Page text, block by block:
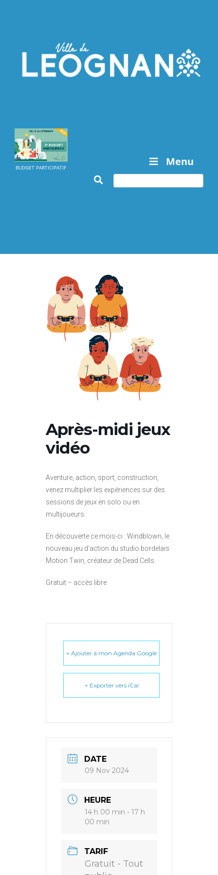
BUDGET PARTICIPATIF Menu
Après-midi jeux
vidéo
Aventure, action, sport, construction,
venez multiplier les expériences sur des
sessions de jeux en solo ou en
multijoueurs.
En découverte ce mois-ci : Windblown, le
nouveau jeu d’action du studio bordelais
Motion Twin, créateur de Dead Cells.
Gratuit – accès libre
+ Ajouter à mon Agenda Google
+ Exporter vers iCal
DATE
09 Nov 2024
HEURE
14 h 00 min - 17 h
00 min
TARIF
Gratuit - Tout